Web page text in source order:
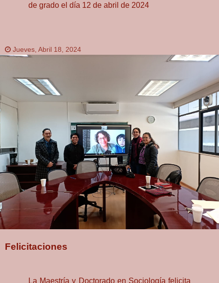
de grado el día 12 de abril de 2024
Jueves, Abril 18, 2024
Felicitaciones
La Maestría y Doctorado en Sociología felicita